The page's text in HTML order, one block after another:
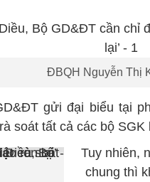
ĐBQH Nguyễn Thị
gửi đại biểu tại
soát tất cả các bộ
Tuy nhiên,
chung thì